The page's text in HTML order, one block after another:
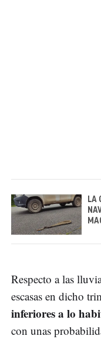
LA
Respecto a las
escasas en dicho
inferiores a lo
con unas